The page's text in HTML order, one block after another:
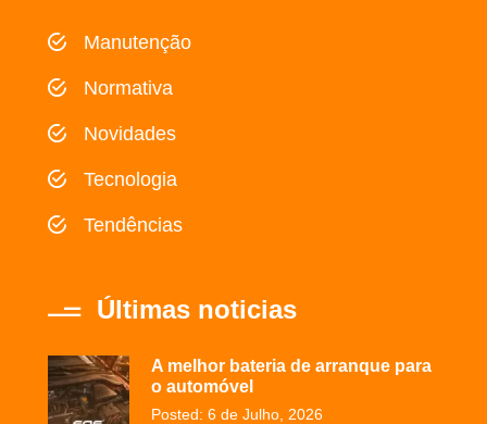
Manutenção
Normativa
Novidades
Tecnologia
Tendências
Últimas noticias
A melhor bateria de arranque para
o automóvel
Posted: 6 de Julho, 2026